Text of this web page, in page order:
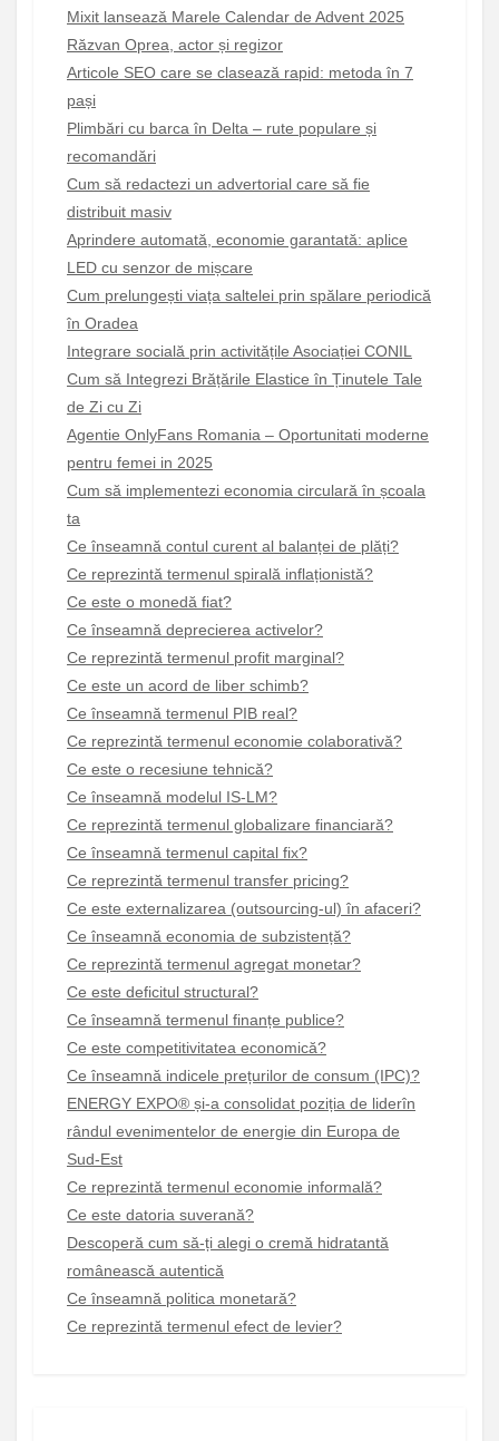
Mixit lansează Marele Calendar de Advent 2025
Răzvan Oprea, actor și regizor
Articole SEO care se clasează rapid: metoda în 7
pași
Plimbări cu barca în Delta – rute populare și
recomandări
Cum să redactezi un advertorial care să fie
distribuit masiv
Aprindere automată, economie garantată: aplice
LED cu senzor de mișcare
Cum prelungești viața saltelei prin spălare periodică
în Oradea
Integrare socială prin activitățile Asociației CONIL
Cum să Integrezi Brățările Elastice în Ținutele Tale
de Zi cu Zi
Agentie OnlyFans Romania – Oportunitati moderne
pentru femei in 2025
Cum să implementezi economia circulară în școala
ta
Ce înseamnă contul curent al balanței de plăți?
Ce reprezintă termenul spirală inflaționistă?
Ce este o monedă fiat?
Ce înseamnă deprecierea activelor?
Ce reprezintă termenul profit marginal?
Ce este un acord de liber schimb?
Ce înseamnă termenul PIB real?
Ce reprezintă termenul economie colaborativă?
Ce este o recesiune tehnică?
Ce înseamnă modelul IS-LM?
Ce reprezintă termenul globalizare financiară?
Ce înseamnă termenul capital fix?
Ce reprezintă termenul transfer pricing?
Ce este externalizarea (outsourcing-ul) în afaceri?
Ce înseamnă economia de subzistență?
Ce reprezintă termenul agregat monetar?
Ce este deficitul structural?
Ce înseamnă termenul finanțe publice?
Ce este competitivitatea economică?
Ce înseamnă indicele prețurilor de consum (IPC)?
ENERGY EXPO® și-a consolidat poziția de liderîn
rândul evenimentelor de energie din Europa de
Sud-Est
Ce reprezintă termenul economie informală?
Ce este datoria suverană?
Descoperă cum să-ți alegi o cremă hidratantă
românească autentică
Ce înseamnă politica monetară?
Ce reprezintă termenul efect de levier?